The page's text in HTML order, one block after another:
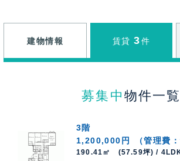
建物情報 賃貸 3 件
募集中 物件一覧
3階
1,200,000円
（管理費：
190.41㎡ (57.59坪) /